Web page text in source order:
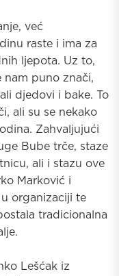
već
raste i ima za
ljepota. Uz to,
nam puno znači,
djedovi i bake. To
ali su se nekako
Zahvaljujući
Bube trče, staze
ali i stazu ove
Marković i
organizaciji te
tradicionalna
Lešćak iz